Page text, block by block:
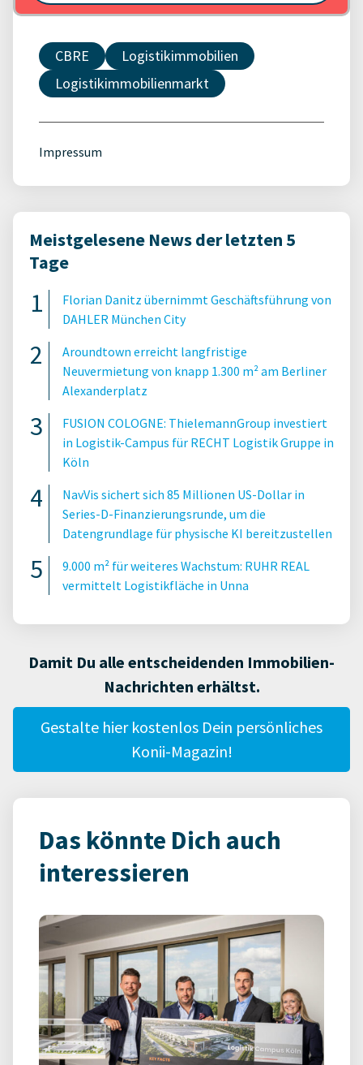
CBRE
Logistikimmobilien
Logistikimmobilienmarkt
Impressum
Meistgelesene News der letzten 5
Tage
Florian Danitz übernimmt Geschäftsführung von
DAHLER München City
Aroundtown erreicht langfristige
Neuvermietung von knapp 1.300 m² am Berliner
Alexanderplatz
FUSION COLOGNE: ThielemannGroup investiert
in Logistik-Campus für RECHT Logistik Gruppe in
Köln
NavVis sichert sich 85 Millionen US-Dollar in
Series-D-Finanzierungsrunde, um die
Datengrundlage für physische KI bereitzustellen
9.000 m² für weiteres Wachstum: RUHR REAL
vermittelt Logistikfläche in Unna
Damit Du alle entscheidenden Immobilien-
Nachrichten erhältst.
Gestalte hier kostenlos Dein persönliches
Konii-Magazin!
Das könnte Dich auch
interessieren